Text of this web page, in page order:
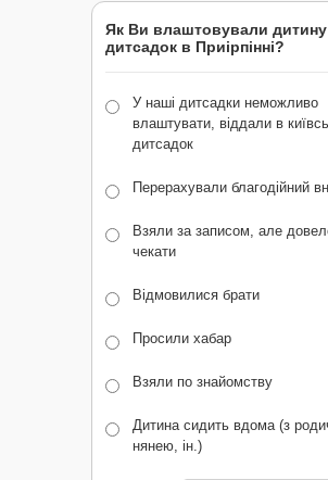
Як Ви влаштовували
дитсадок в Приірпінні?
У наші дитсадки неможливо
влаштувати, віддали в
дитсадок
Перерахували благодійний
Взяли за записом, але
чекати
Відмовилися брати
Просили хабар
Взяли по знайомству
Дитина сидить вдома (з
нянею, ін.)